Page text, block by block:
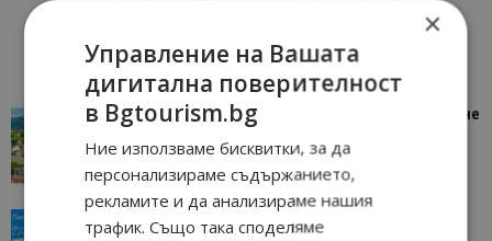
“Пощенска картичка от…”: Петрич – Изживяване
11/07/2026 11:22
“Пощенска картичка от…”: Пловдив, градът на
×
Управление на Вашата
дигитална поверителност
в Bgtourism.bg
Ние използваме бисквитки, за да
персонализираме съдържанието,
рекламите и да анализираме нашия
трафик. Също така споделяме